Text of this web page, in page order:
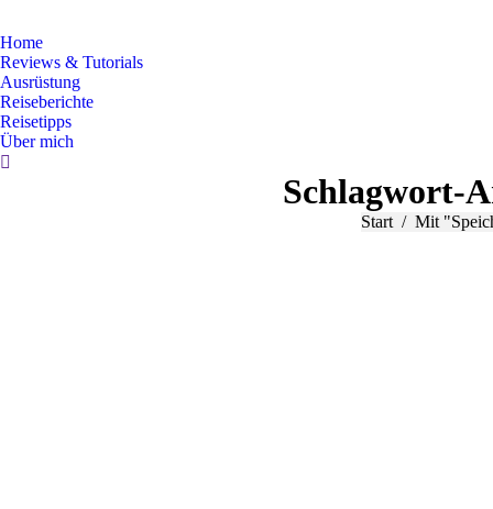
Home
Reviews & Tutorials
Ausrüstung
Reiseberichte
Reisetipps
Über mich
Search:
Schlagwort-
Sie befinden sich
Start Mit